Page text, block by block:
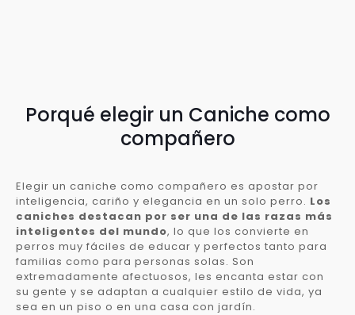
Porqué elegir un Caniche como
compañero
Elegir un caniche como compañero es apostar por
inteligencia, cariño y elegancia en un solo perro. Los
caniches destacan por ser una de las razas más
inteligentes del mundo, lo que los convierte en
perros muy fáciles de educar y perfectos tanto para
familias como para personas solas. Son
extremadamente afectuosos, les encanta estar con
su gente y se adaptan a cualquier estilo de vida, ya
sea en un piso o en una casa con jardín.